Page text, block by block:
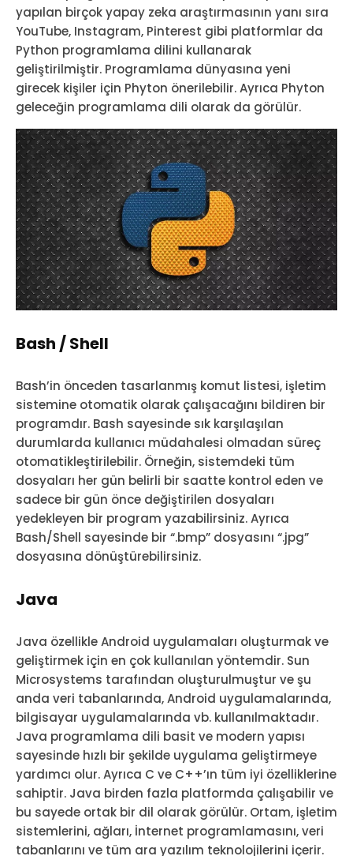
yapılan birçok yapay zeka araştırmasının yanı sıra
YouTube, Instagram, Pinterest gibi platformlar da
Python programlama dilini kullanarak
geliştirilmiştir. Programlama dünyasına yeni
girecek kişiler için Phyton önerilebilir. Ayrıca Phyton
geleceğin programlama dili olarak da görülür.
Bash / Shell
Bash’in önceden tasarlanmış komut listesi, işletim
sistemine otomatik olarak çalışacağını bildiren bir
programdır. Bash sayesinde sık karşılaşılan
durumlarda kullanıcı müdahalesi olmadan süreç
otomatikleştirilebilir. Örneğin, sistemdeki tüm
dosyaları her gün belirli bir saatte kontrol eden ve
sadece bir gün önce değiştirilen dosyaları
yedekleyen bir program yazabilirsiniz. Ayrıca
Bash/Shell sayesinde bir “.bmp” dosyasını “.jpg”
dosyasına dönüştürebilirsiniz.
Java
Java özellikle Android uygulamaları oluşturmak ve
geliştirmek için en çok kullanılan yöntemdir. Sun
Microsystems tarafından oluşturulmuştur ve şu
anda veri tabanlarında, Android uygulamalarında,
bilgisayar uygulamalarında vb. kullanılmaktadır.
Java programlama dili basit ve modern yapısı
sayesinde hızlı bir şekilde uygulama geliştirmeye
yardımcı olur. Ayrıca C ve C++’ın tüm iyi özelliklerine
sahiptir. Java birden fazla platformda çalışabilir ve
bu sayede ortak bir dil olarak görülür. Ortam, işletim
sistemlerini, ağları, İnternet programlamasını, veri
tabanlarını ve tüm ara yazılım teknolojilerini içerir.